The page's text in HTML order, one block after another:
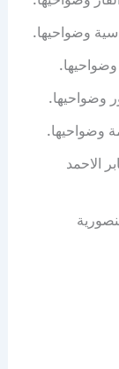
وضواحيها.
وضواحيها.
وضواحيها.
الاحمد